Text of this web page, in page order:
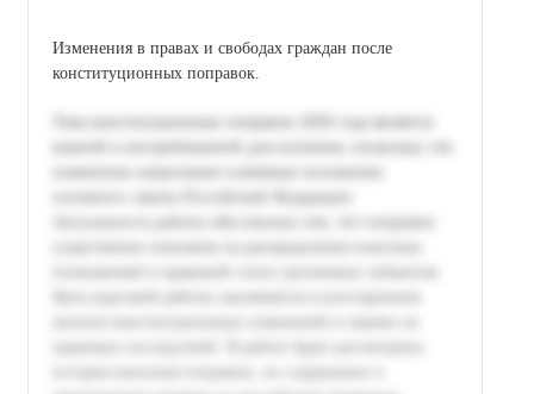
Изменения в правах и свободах граждан после
конституционных поправок.